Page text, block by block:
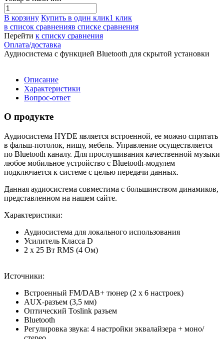
В корзину Купить в один клик1 клик
в список сравненияв списке сравнения
Перейти к списку сравнения
Оплата/доставка
Аудиосистема с функцией Bluetooth для скрытой установки
Описание
Характеристики
Вопрос-ответ
О продукте
Аудиосистема HYDE является встроенной, ее можно спрятать
в фальш-потолок, нишу, мебель. Управление осуществляется
по Bluetooth каналу. Для прослушивания качественной музыки
любое мобильное устройство с Bluetooth-модулем
подключается к системе с целью передачи данных.
Данная аудиосистема совместима с большинством динамиков,
представленном на нашем сайте.
Характеристики:
Аудиосистема для локального использования
Усилитель Класса D
2 х 25 Вт RMS (4 Ом)
Источники:
Встроенный FM/DAB+ тюнер (2 х 6 настроек)
AUX-разъем (3,5 мм)
Оптический Toslink разъем
Bluetooth
Регулировка звука: 4 настройки эквалайзера + моно/